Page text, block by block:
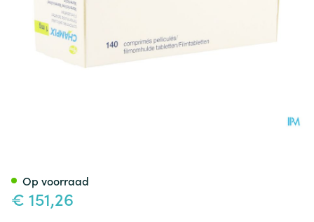
€ 151,26
Op voorraad